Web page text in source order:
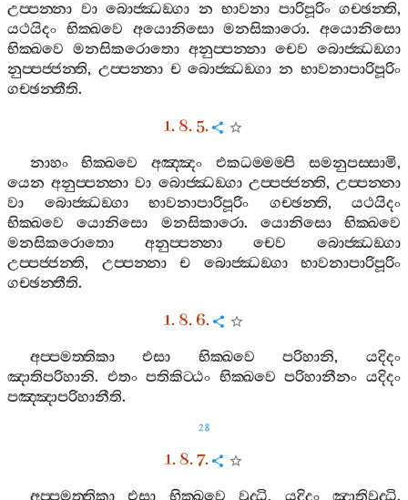
උප‍්පන‍්නා වා බොජ‍්ඣඞ‍්ගා න භාවනා පාරිපූරිං ගච‍්ඡන‍්ති,
යථයිදං භික‍්ඛවෙ අයොනිසො මනසිකාරො. අයොනිසො
භික‍්ඛවෙ මනසිකරොතො අනුප‍්පන‍්නා චෙව බොජ‍්ඣඞ‍්ගා
නුප‍්පජ‍්ජන‍්ති, උප‍්පන‍්නා ච බොජ‍්ඣඞ‍්ගා න භාවනාපාරිපූරිං
ගච‍්ඡන‍්තීති.
1. 8. 5.
නාහං භික‍්ඛවෙ අඤ‍්ඤං එකධම‍්මම‍්පි සමනුපස‍්සාමි,
යෙන අනුප‍්පන‍්නා වා බොජ‍්ඣඞ‍්ගා උප‍්පජ‍්ජන‍්ති,උප‍්පන‍්නා
වා
බොජ‍්ඣඞ‍්ගා භාවනාපාරිපූරිං ගච‍්ඡන‍්ති, යථයිදං
භික‍්ඛවෙ
යොනිසො මනසිකාරො. යොනිසො
භික‍්ඛවෙ
මනසිකරොතො
අනුප‍්පන‍්නා චෙව
බොජ‍්ඣඞ‍්ගා
උප‍්පජ‍්ජන‍්ති, උප‍්පන‍්නා ච බොජ‍්ඣඞ‍්ගා
භාවනාපාරිපූරිං
ගච‍්ඡන‍්තීති.
1. 8. 6.
අප‍්පමත‍්තිකා එසා භික‍්ඛවෙ පරිහානි, යදිදං
ඤාතිපරිහානි. එතං පතිකිට‍්ඨං භික‍්ඛවෙ පරිහානීනං යදිදං
පඤ‍්ඤාපරිහානීති.
28
1. 8. 7.